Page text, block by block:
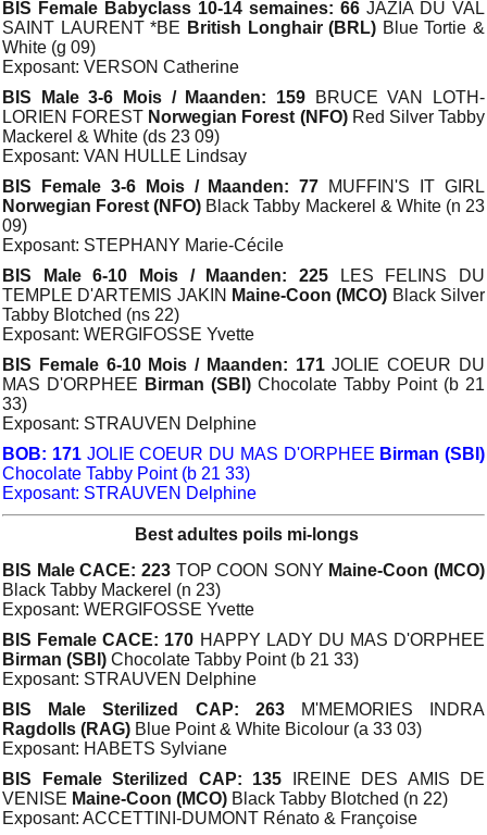
BIS Female Babyclass 10-14 semaines: 66 JAZIA DU VAL
SAINT LAURENT *BE British Longhair (BRL) Blue Tortie &
White (g 09)
Exposant: VERSON Catherine
BIS Male 3-6 Mois / Maanden: 159 BRUCE VAN LOTH-
LORIEN FOREST Norwegian Forest (NFO)Red Silver Tabby
Mackerel & White (ds 23 09)
Exposant: VAN HULLE Lindsay
BIS Female 3-6 Mois / Maanden: 77 MUFFIN'S IT GIRL
Norwegian Forest (NFO) Black Tabby Mackerel & White (n 23
09)
Exposant: STEPHANY Marie-Cécile
BIS Male 6-10 Mois / Maanden: 225 LES FELINS DU
TEMPLE D'ARTEMIS JAKIN Maine-Coon (MCO) Black Silver
Tabby Blotched (ns 22)
Exposant: WERGIFOSSE Yvette
BIS Female 6-10 Mois / Maanden: 171JOLIE COEUR DU
MAS D'ORPHEE Birman (SBI) Chocolate Tabby Point (b 21
33)
Exposant: STRAUVEN Delphine
BOB: 171JOLIE COEUR DU MAS D'ORPHEE Birman (SBI)
Chocolate Tabby Point (b 21 33)
Exposant: STRAUVEN Delphine
Best adultes poils mi-longs
BIS Male CACE: 223TOP COON SONY Maine-Coon (MCO)
Black Tabby Mackerel (n 23)
Exposant: WERGIFOSSE Yvette
BIS Female CACE: 170 HAPPY LADY DU MAS D'ORPHEE
Birman (SBI) Chocolate Tabby Point (b 21 33)
Exposant: STRAUVEN Delphine
BIS Male Sterilized CAP: 263M'MEMORIES INDRA
Ragdolls (RAG) Blue Point & White Bicolour (a 33 03)
Exposant: HABETS Sylviane
BIS Female Sterilized CAP: 135 IREINE DES AMIS DE
VENISE Maine-Coon (MCO) Black Tabby Blotched (n 22)
Exposant: ACCETTINI-DUMONT Rénato & Françoise